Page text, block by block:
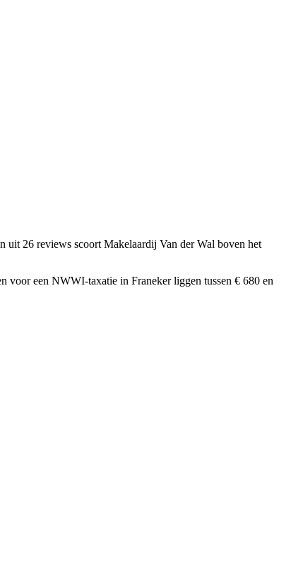
uit 26 reviews scoort Makelaardij Van der Wal boven het
voor een NWWI-taxatie in Franeker liggen tussen € 680 en